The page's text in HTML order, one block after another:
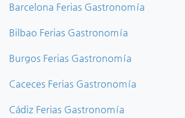
Barcelona Ferias Gastronomía
Bilbao Ferias Gastronomía
Burgos Ferias Gastronomía
Caceces Ferias Gastronomía
Cádiz Ferias Gastronomía